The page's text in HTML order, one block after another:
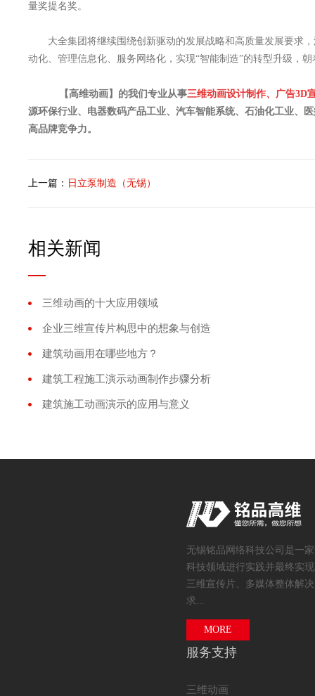
量奖提名奖。
大全集团将继续围绕创新驱动的发展战略和高质量发展要求，
动化、管理信息化、服务网络化，实现“智能制造”的转型升级，
【高维动画】的我们专业从事三维动画设计制作、 广告3D
源环保行业、电器数码产品工业、汽车智能系统、石油化工业、
高品牌竞争力。
上一篇： 日立泵制造（无锡）
相关新闻
三维动画的十大应用领域
企业三维宣传片构思中的想象与创造
建筑动画用在哪些地方？
建筑工程施工演示动画制作步骤分析
建筑施工动画演示的应用与意义
无锡铭品网络科技公司是一
科技领域进行实践并最终实
三维宣传片、多媒体整体解
求...
MORE
服务支持
三维动画